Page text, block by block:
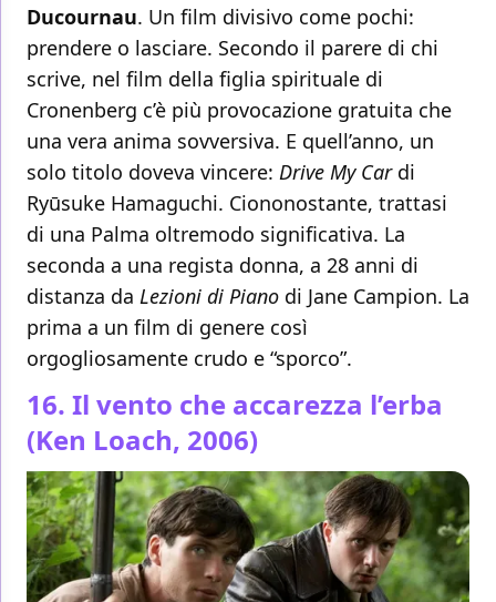
Ducournau. Un film divisivo come pochi:
prendere o lasciare. Secondo il parere di chi
scrive, nel film della figlia spirituale di
Cronenberg c’è più provocazione gratuita che
una vera anima sovversiva. E quell’anno, un
solo titolo doveva vincere: Drive My Cardi
Ryūsuke Hamaguchi. Ciononostante, trattasi
di una Palma oltremodo significativa. La
seconda a una regista donna, a 28 anni di
distanza da Lezioni di Piano di Jane Campion. La
prima a un film di genere così
orgogliosamente crudo e “sporco”.
16. Il vento che accarezza l’erba
(Ken Loach, 2006)